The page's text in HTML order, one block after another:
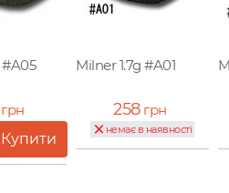
#A05 Milner 1.7g #A01
258грн
немає в наявності